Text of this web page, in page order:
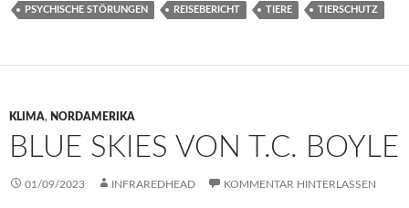
PSYCHISCHE STÖRUNGEN REISEBERICHT TIERE TIERSCHUTZ
KLIMA, NORDAMERIKA
BLUE SKIES VON T.C. BOYLE
01/09/2023 INFRAREDHEAD KOMMENTAR HINTERLASSEN